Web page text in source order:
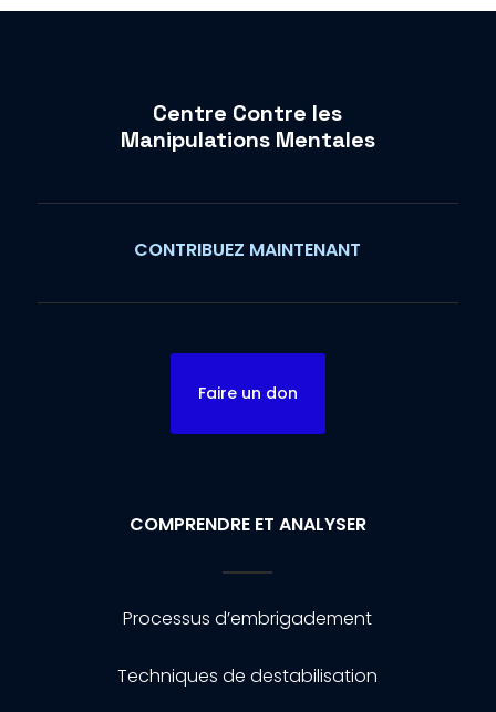
Centre Contre les
Manipulations Mentales
CONTRIBUEZ MAINTENANT
Faire un don
COMPRENDRE ET ANALYSER
Processus d’embrigadement
Techniques de destabilisation